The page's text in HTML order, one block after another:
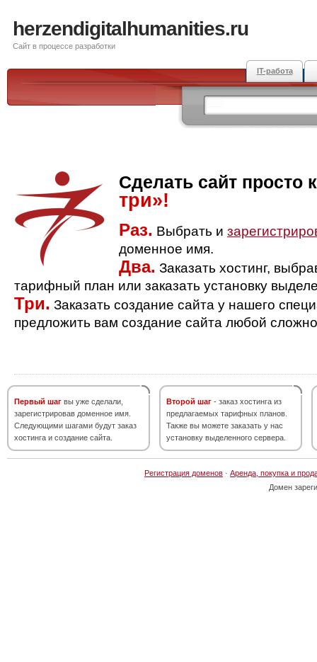
herzendigitalhumanities.ru
Сайт в процессе разработки
IT-работа
Сделать сайт просто
три»!
Раз. Выбрать и
доменное имя.
Два. Заказать хостинг,
тарифный план или заказать установку
Три. Заказать создание сайта у нашего
предложить вам создание сайта любой
Первый шаг вы уже сделали,
зарегистрировав доменное имя.
Следующими шагами будут заказ
хостинга и создание сайта.
Второй шаг - заказ хостинга из
предлагаемых тарифных планов.
Также вы можете заказать у нас
установку выделенного сервера.
Регистрация доменов · Аренда, покупка и
Домен